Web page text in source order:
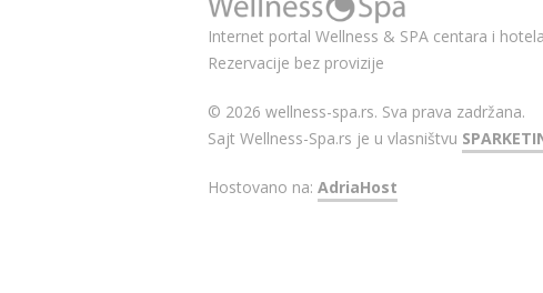
Internet portal Wellness & SPA centara i
Rezervacije bez provizije
© 2026 wellness-spa.rs. Sva prava zadržana.
Sajt Wellness-Spa.rs je u vlasništvu
Hostovano na: AdriaHost